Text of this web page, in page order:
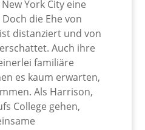
York City eine
die Ehe von
distanziert und von
Auch ihre
familiäre
es kaum erwarten,
Als Harrison,
College gehen,